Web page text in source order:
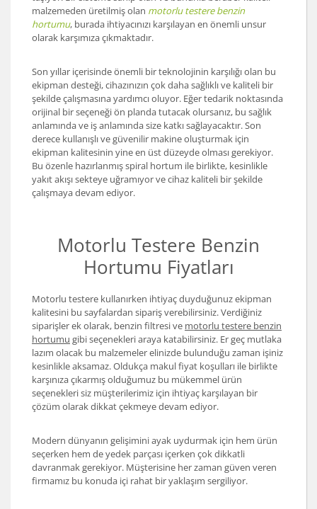
malzemeden üretilmiş olan motorlu testere benzin
hortumu, burada ihtiyacınızı karşılayan en önemli unsur
olarak karşımıza çıkmaktadır.
Son yıllar içerisinde önemli bir teknolojinin karşılığı olan bu
ekipman desteği, cihazınızın çok daha sağlıklı ve kaliteli bir
şekilde çalışmasına yardımcı oluyor. Eğer tedarik noktasında
orijinal bir seçeneği ön planda tutacak olursanız, bu sağlık
anlamında ve iş anlamında size katkı sağlayacaktır. Son
derece kullanışlı ve güvenilir makine oluşturmak için
ekipman kalitesinin yine en üst düzeyde olması gerekiyor.
Bu özenle hazırlanmış spiral hortum ile birlikte, kesinlikle
yakıt akışı sekteye uğramıyor ve cihaz kaliteli bir şekilde
çalışmaya devam ediyor.
Motorlu Testere Benzin
Hortumu Fiyatları
Motorlu testere kullanırken ihtiyaç duyduğunuz ekipman
kalitesini bu sayfalardan sipariş verebilirsiniz. Verdiğiniz
siparişler ek olarak, benzin filtresi ve motorlu testere benzin
hortumu gibi seçenekleri araya katabilirsiniz. Er geç mutlaka
lazım olacak bu malzemeler elinizde bulunduğu zaman işiniz
kesinlikle aksamaz. Oldukça makul fiyat koşulları ile birlikte
karşınıza çıkarmış olduğumuz bu mükemmel ürün
seçenekleri siz müşterilerimiz için ihtiyaç karşılayan bir
çözüm olarak dikkat çekmeye devam ediyor.
Modern dünyanın gelişimini ayak uydurmak için hem ürün
seçerken hem de yedek parçası içerken çok dikkatli
davranmak gerekiyor. Müşterisine her zaman güven veren
firmamız bu konuda içi rahat bir yaklaşım sergiliyor.